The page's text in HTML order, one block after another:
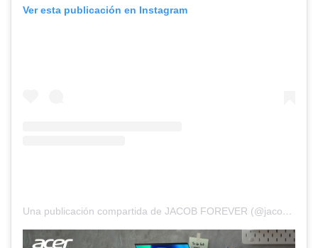
Ver esta publicación en Instagram
Una publicación compartida de JACOB FOREVER (@jacobforever)